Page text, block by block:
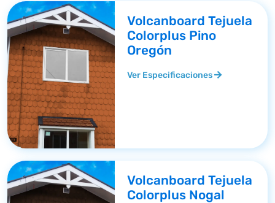
Volcanboard Tejuela
Colorplus Pino
Oregón
Ver Especificaciones
Volcanboard Tejuela
Colorplus Nogal